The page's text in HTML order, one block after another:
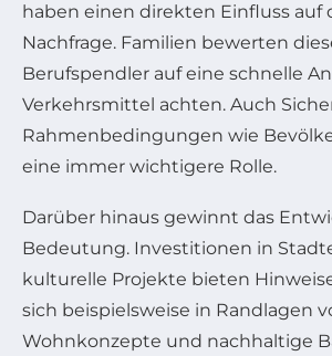
haben einen direkten Einfluss
Nachfrage. Familien bewerten
Berufspendler auf eine schnelle
Verkehrsmittel achten. Auch
Rahmenbedingungen wie
eine immer wichtigere Rolle.
Darüber hinaus gewinnt das
Bedeutung. Investitionen in
kulturelle Projekte bieten
sich beispielsweise in Randlagen
Wohnkonzepte und nachhaltige